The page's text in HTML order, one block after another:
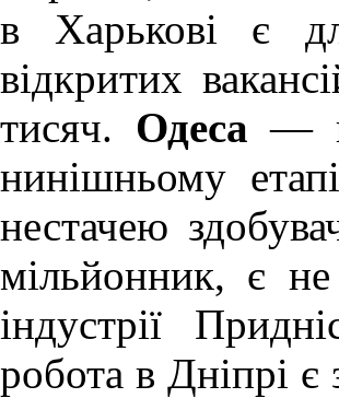
в Харькові є
відкритих
тисяч. Одеса —
нинішньому
нестачею
мільйонник, є
індустрії
робота в Дніпрі є